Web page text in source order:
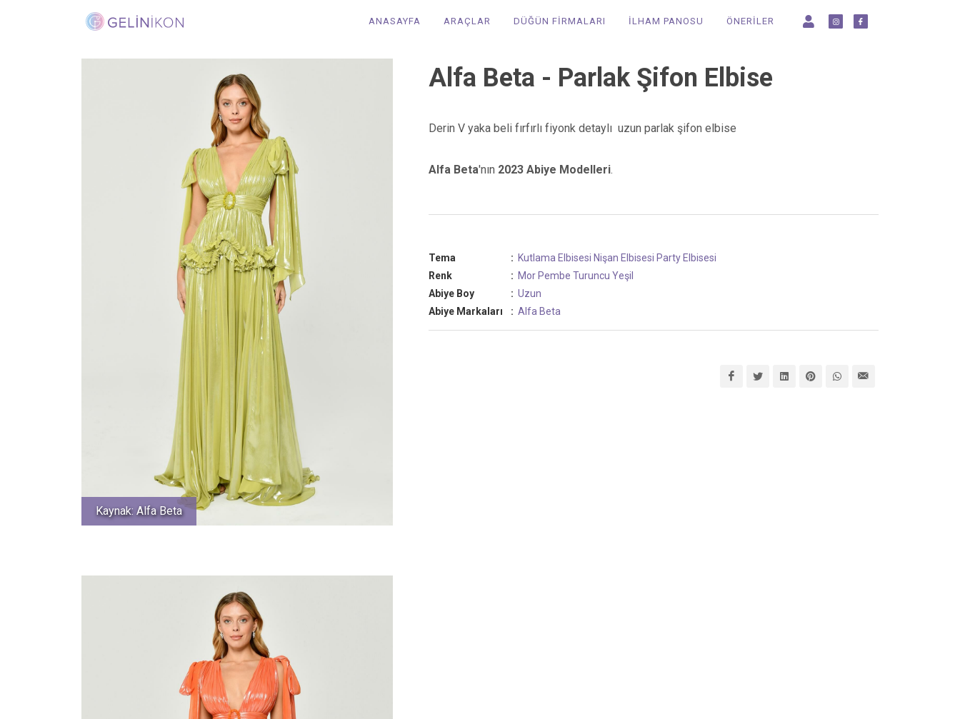
ANASAYFA ARAÇLAR DÜĞÜN FİRMALARI İLHAM PANOSU ÖNERİLER
Kaynak: Alfa Beta
Alfa Beta - Parlak Şifon Elbise
Derin V yaka beli fırfırlı fiyonk detaylı uzun parlak şifon elbise
Alfa Beta'nın 2023 Abiye Modelleri.
Tema : Kutlama Elbisesi Nişan Elbisesi Party Elbisesi
Renk
: Mor Pembe Turuncu Yeşil
Abiye Boy
: Uzun
Abiye Markaları
: Alfa Beta